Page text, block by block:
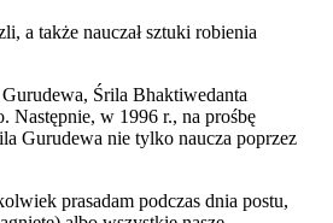
a także nauczał sztuki robienia
Śrila Bhaktiwedanta
Następnie, w 1996 r., na prośbę
Gurudewa nie tylko naucza poprzez
prasadam podczas dnia postu,